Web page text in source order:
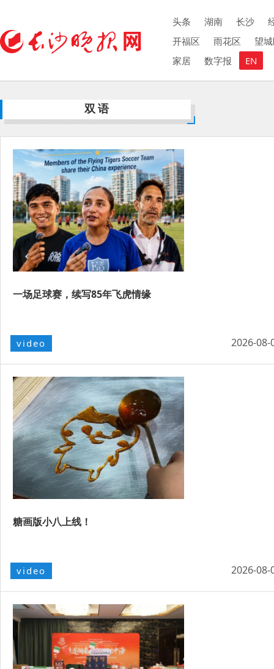
头条 湖南 长沙
开福区
雨花区
望
家居
数字报 EN
双语
一场足球赛，续写85年飞虎情缘
video 2026-08-
糖画版小八上线！
video 2026-08-